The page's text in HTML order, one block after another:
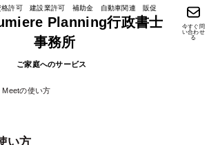
格許可 建設業許可 補助金 自動車関連 販促
Planning行政書士
事務所
ご家庭へのサービス
今すぐ問
い合わせ
る
Meetの使い方
い方